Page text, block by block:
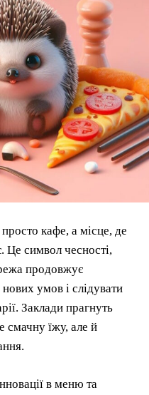
кафе, а місце, де
символ чесності,
продовжує
умов і слідувати
Заклади прагнуть
смачну їжу, але й
в меню та